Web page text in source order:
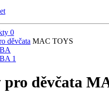
0
děvčata MAC TOYS
děvčata